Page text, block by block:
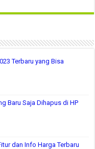
Terbaru yang Bisa
Baru Saja Dihapus di HP
dan Info Harga Terbaru